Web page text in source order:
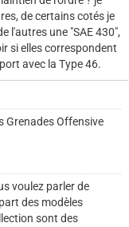
de certains cotés je
l'autres une "SAE 430",
si elles correspondent
avec la Type 46.
Grenades Offensive
voulez parler de
des modèles
sont des